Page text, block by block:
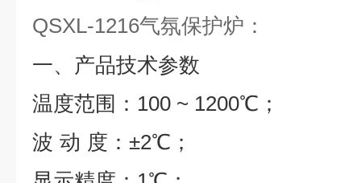
QSXL-1216气氛保护炉 ：
一、产品技术参数
温度范围： 100 ~ 1200℃ ；
波 动 度：±2℃ ；